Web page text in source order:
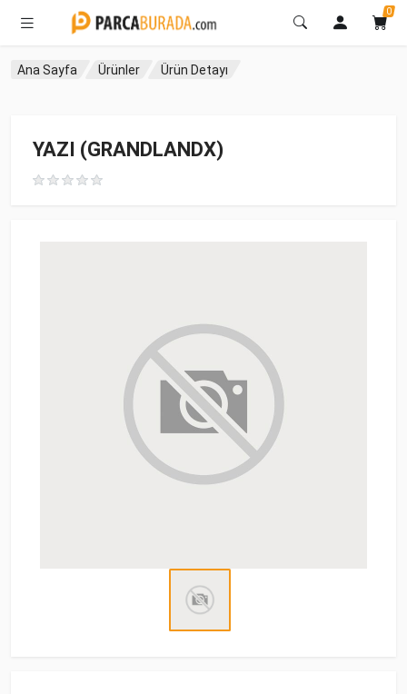
0
Ana Sayfa Ürünler Ürün Detayı
YAZI (GRANDLANDX)